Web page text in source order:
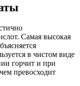
Самая высокая
в чистом виде
горчит и при
превосходит